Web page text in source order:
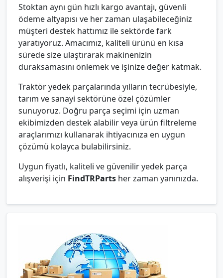
Stoktan aynı gün hızlı kargo avantajı, güvenli
ödeme altyapısı ve her zaman ulaşabileceğiniz
müşteri destek hattımız ile sektörde fark
yaratıyoruz. Amacımız, kaliteli ürünü en kısa
sürede size ulaştırarak makinenizin
duraksamasını önlemek ve işinize değer katmak.
Traktör yedek parçalarında yılların tecrübesiyle,
tarım ve sanayi sektörüne özel çözümler
sunuyoruz. Doğru parça seçimi için uzman
ekibimizden destek alabilir veya ürün filtreleme
araçlarımızı kullanarak ihtiyacınıza en uygun
çözümü kolayca bulabilirsiniz.
Uygun fiyatlı, kaliteli ve güvenilir yedek parça
alışverişi için FindTRParts her zaman yanınızda.